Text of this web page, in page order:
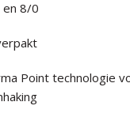
en 8/0
Point technologie